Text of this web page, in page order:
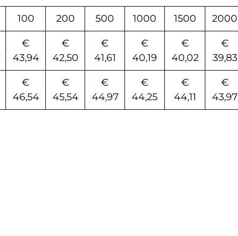
100 200 500 1000 1500 2000
€
43,94
€
42,50
€
41,61
€
40,19
€
40,02
€
39,83
€
46,54
€
45,54
€
44,97
€
44,25
€
44,11
€
43,97